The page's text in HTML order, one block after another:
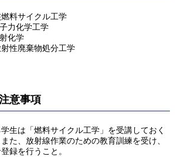
料サイクル工学
力化学工学
化学
性廃棄物処分工学
意事項
生は「燃料サイクル工学」を受講しておく
た、放射線作業のための教育訓練を受け、
録を行うこと。